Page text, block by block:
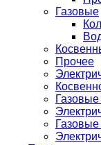
Газовые
Прочее